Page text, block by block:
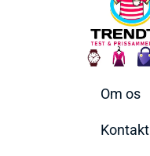
Om os
Kontakt
2025